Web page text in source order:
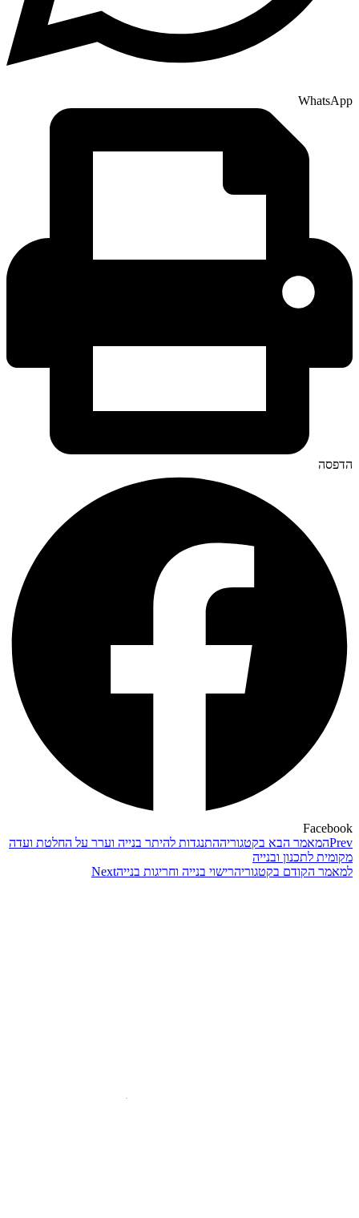
WhatsApp
הדפסה
Facebook
Prevהמאמר הבא בקטגוריההתנגדות להיתר בנייה וערר על החלטת ועדה
מקומית לתכנון ובנייה
למאמר הקודם בקטגוריהרישוי בנייה וחריגות בנייהNext